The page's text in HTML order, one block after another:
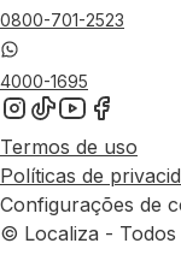
0800-701-2523
4000-1695
Termos de uso
Políticas de
Configurações de
© Localiza - Todos